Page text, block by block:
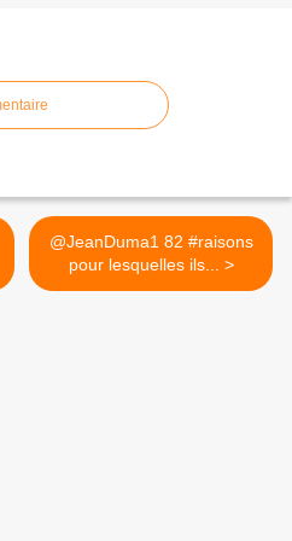
@JeanDuma1 82 #raisons
pour lesquelles ils... >